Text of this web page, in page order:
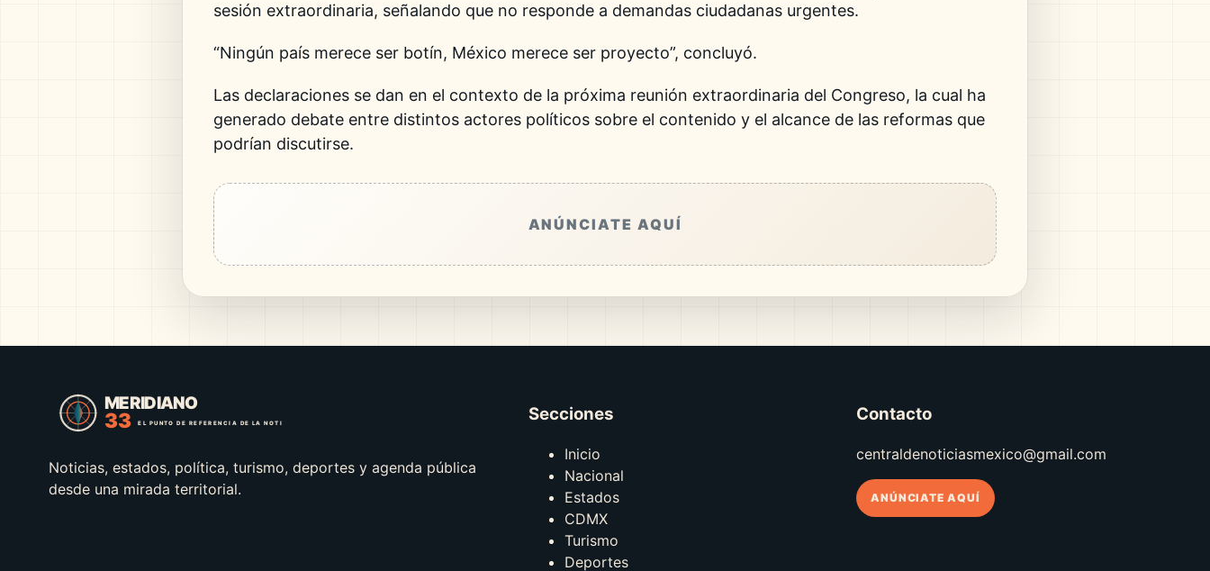
sesión extraordinaria, señalando que no responde a demandas ciudadanas urgentes.
“Ningún país merece ser botín, México merece ser proyecto”, concluyó.
Las declaraciones se dan en el contexto de la próxima reunión extraordinaria del Congreso, la cual ha
generado debate entre distintos actores políticos sobre el contenido y el alcance de las reformas que
podrían discutirse.
ANÚNCIATE AQUÍ
Noticias, estados, política, turismo, deportes y agenda pública
desde una mirada territorial.
Secciones
Inicio
Nacional
Estados
CDMX
Turismo
Deportes
Contacto
centraldenoticiasmexico@gmail.com
ANÚNCIATE AQUÍ